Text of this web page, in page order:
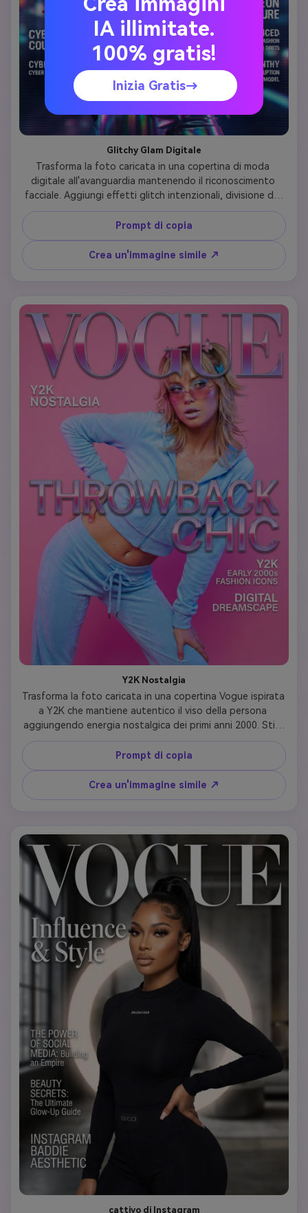
Glitchy Glam Digitale
Trasforma la foto caricata in una copertina di moda
digitale all'avanguardia mantenendo il riconoscimento
facciale. Aggiungi effetti glitch intenzionali, divisione del
colore RGB, linee di scansione digitale o distorsioni
pixelate attorno ai bordi, ma mantieni il viso chiaro e
riconoscibile. Stile in metalli futuristici, tessuti olografici o
abbigliamento tecnologico d'avanguardia. Illuminazione
con accento al Neon (ciano, magenta, viola elettrico). I
riflettenti. Tipografia: 'VOGUE' con effetto testo glitch,
titolo 'Digital Age Fashion', copertina a tema cyber.
Cattura l'intersezione tra tecnologia e alta moda per
l'appeal della Gen Z.
Prompt di copia
Crea un'immagine simile ↗
Y2K Nostalgia
Trasforma la foto caricata in una copertina Vogue ispirata
a Y2K che mantiene autentico il viso della persona
aggiungendo energia nostalgica dei primi anni 2000. Stile
con clip a farfalla, occhiali da sole sottili, texture lucide,
denim su denim, magliette per bambini con stampe di
logo o tuta in velluto. Utilizzare colori vivaci e
leggermente sovrasaturati (rosa gomma, verde lime, blu
baby) con illuminazione giocosa. Capelli: dritti con strati di
metallico, titolo 'Throwback Chic', linee di copertina sulle
tendenze del revival e della nostalgia degli anni 2000.
Cattura quell'energia giocosa e ottimista del millennio.
Prompt di copia
Crea un'immagine simile ↗
cattivo di Instagram
IA illimitate.
100% gratis!
Inizia Gratis→